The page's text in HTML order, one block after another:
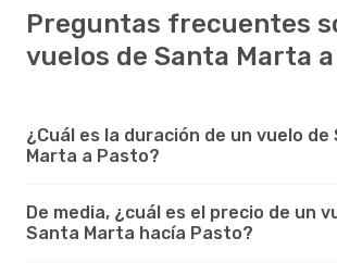
Preguntas frecuentes
vuelos de Santa Marta
¿Cuál es la duración de un vuelo de
Marta a Pasto?
De media, ¿cuál es el precio de un
Santa Marta hacía Pasto?